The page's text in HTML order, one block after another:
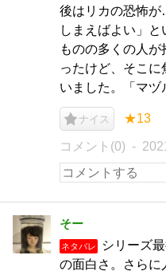
後はリカの恐怖
しまえばよい」
ものの多くの人
ったけど、そこ
いました。「マヅ
ナイス ★13
コメント(0)
そー
ネタバレ
シリーズ
の面白さ。さらに